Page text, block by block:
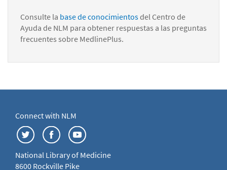
Consulte la base de conocimientosdel Centro de
Ayuda de NLM para obtener respuestas a las preguntas
frecuentes sobre MedlinePlus.
Connect with NLM
National Library of Medicine
8600 Rockville Pike